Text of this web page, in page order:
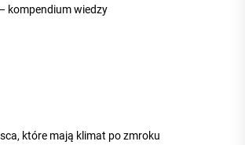
kompendium wiedzy
które mają klimat po zmroku